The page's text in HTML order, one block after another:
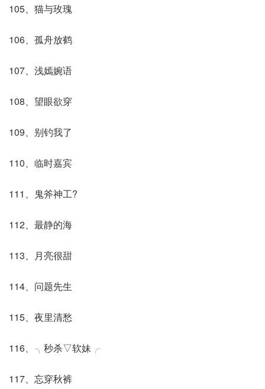
105、猫与玫瑰
106、孤舟放鹤
107、浅嫣婉语
108、望眼欲穿
109、别钓我了
110、临时嘉宾
111、鬼斧神工?
112、最静的海
113、月亮很甜
114、问题先生
115、夜里清愁
116、╮秒杀▽软妹╭
117、忘穿秋裤